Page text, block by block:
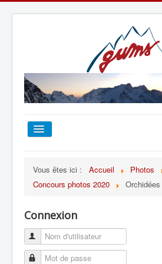
TOUT SUR LE GUMS
ESCALADE
ALPINISME
Vous êtes ici : Accueil
Photos
Concours photos 2020
Orchidées
Connexion